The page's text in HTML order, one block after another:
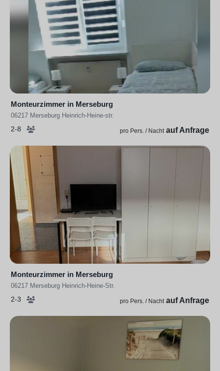
Monteurzimmer in Merseburg
06217 Merseburg Heinrich-Heine-str.
2-8 pro Pers. / Nacht auf Anfrage
Monteurzimmer in Merseburg
06217 Merseburg Heinrich-Heine-Str.
2-3 pro Pers. / Nacht auf Anfrage